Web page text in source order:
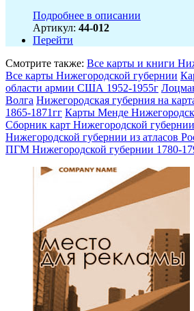
Подробнее в описании
Артикул: 44-012
Перейти
Смотрите также: Все карты и книги
Все карты Нижегородской губернии
области армии США 1952-1955г
Волга Нижегородская губерния на
1865-1871гг Карты Менде
Сборник карт Нижегородской губернии
Нижегородской губернии из атласов
ПГМ Нижегородской губернии 1780-